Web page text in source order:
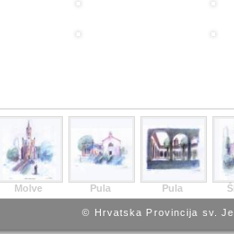
Molve Pula Pula
© Hrvatska Provincija sv.